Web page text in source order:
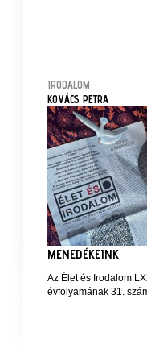
IRODALOM
KOVÁCS PETRA
MENEDÉKEINK
Az Élet és Irodalom
évfolyamának 31.